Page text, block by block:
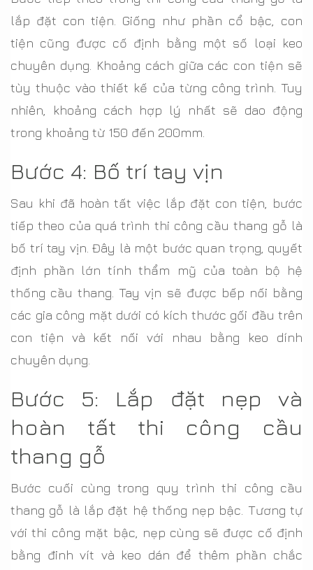
lắp đặt con tiện. Giống như phần cổ bậc, con
tiện cũng được cố định bằng một số loại keo
chuyên dụng. Khoảng cách giữa các con tiện sẽ
tùy thuộc vào thiết kế của từng công trình. Tuy
nhiên, khoảng cách hợp lý nhất sẽ dao động
trong khoảng từ 150 đến 200mm.
Bước 4: Bố trí tay vịn
Sau khi đã hoàn tất việc lắp đặt con tiện, bước
tiếp theo của quá trình thi công cầu thang gỗ là
bố trí tay vịn. Đây là một bước quan trọng, quyết
định phần lớn tính thẩm mỹ của toàn bộ hệ
thống cầu thang. Tay vịn sẽ được bếp nối bằng
các gia công mặt dưới có kích thước gối đầu trên
con tiện và kết nối với nhau bằng keo dính
chuyên dụng.
Bước 5: Lắp đặt nẹp và
hoàn tất thi công cầu
thang gỗ
Bước cuối cùng trong quy trình thi công cầu
thang gỗ là lắp đặt hệ thống nẹp bậc. Tương tự
với thi công mặt bậc, nẹp cùng sẽ được cố định
bằng đinh vít và keo dán để thêm phần chắc